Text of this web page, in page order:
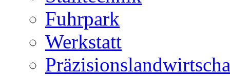
Fuhrpark
Werkstatt